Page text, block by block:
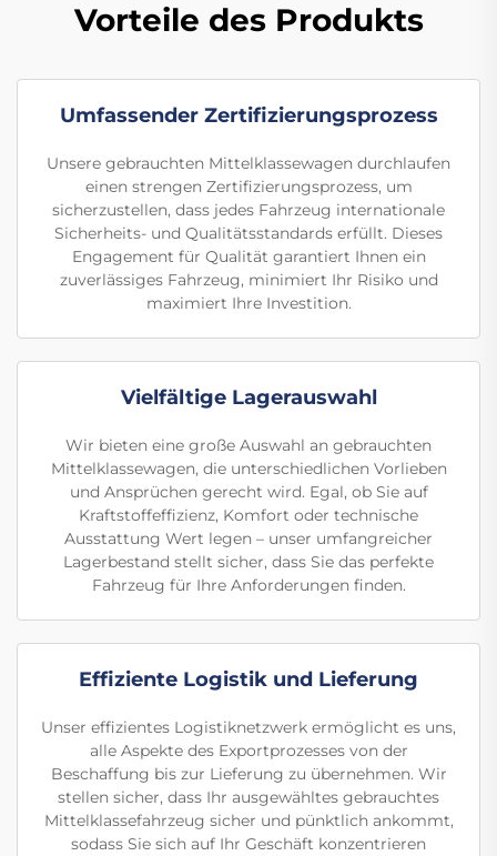
Vorteile des Produkts
Umfassender Zertifizierungsprozess
Unsere gebrauchten Mittelklassewagen durchlaufen
einen strengen Zertifizierungsprozess, um
sicherzustellen, dass jedes Fahrzeug internationale
Sicherheits- und Qualitätsstandards erfüllt. Dieses
Engagement für Qualität garantiert Ihnen ein
zuverlässiges Fahrzeug, minimiert Ihr Risiko und
maximiert Ihre Investition.
Vielfältige Lagerauswahl
Wir bieten eine große Auswahl an gebrauchten
Mittelklassewagen, die unterschiedlichen Vorlieben
und Ansprüchen gerecht wird. Egal, ob Sie auf
Kraftstoffeffizienz, Komfort oder technische
Ausstattung Wert legen – unser umfangreicher
Lagerbestand stellt sicher, dass Sie das perfekte
Fahrzeug für Ihre Anforderungen finden.
Effiziente Logistik und Lieferung
Unser effizientes Logistiknetzwerk ermöglicht es uns,
alle Aspekte des Exportprozesses von der
Beschaffung bis zur Lieferung zu übernehmen. Wir
stellen sicher, dass Ihr ausgewähltes gebrauchtes
Mittelklassefahrzeug sicher und pünktlich ankommt,
sodass Sie sich auf Ihr Geschäft konzentrieren